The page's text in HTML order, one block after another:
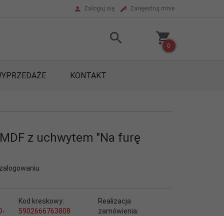
Zaloguj się Zarejestruj mnie
0
KONTAKT
z uchwytem "Na furę
Kod kreskowy:
5902666763808
Realizacja
zamówienia: